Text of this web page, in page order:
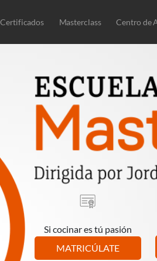
Certificados Masterclass Centro de
Si cocinar es tú pasión
MATRICÚLATE